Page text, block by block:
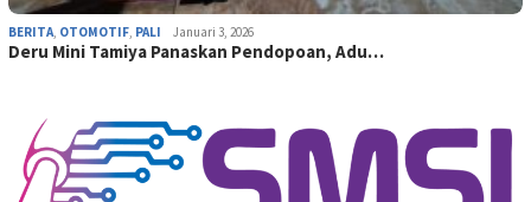
BERITA, OTOMOTIF, PALI Januari 3, 2026
Deru Mini Tamiya Panaskan Pendopoan, Adu…